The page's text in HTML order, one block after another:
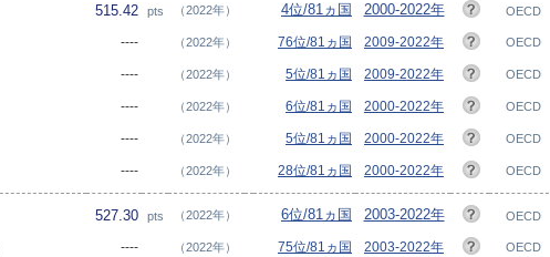
515.42 pts （2022年） 4位/81ヵ国 2000-2022年 OECD
---- （2022年） 76位/81ヵ国 2009-2022年 OECD
---- （2022年） 5位/81ヵ国 2009-2022年 OECD
---- （2022年） 6位/81ヵ国 2000-2022年 OECD
---- （2022年） 5位/81ヵ国 2000-2022年 OECD
---- （2022年） 28位/81ヵ国 2000-2022年 OECD
527.30 pts （2022年） 6位/81ヵ国 2003-2022年 OECD
---- （2022年） 75位/81ヵ国 2003-2022年 OECD